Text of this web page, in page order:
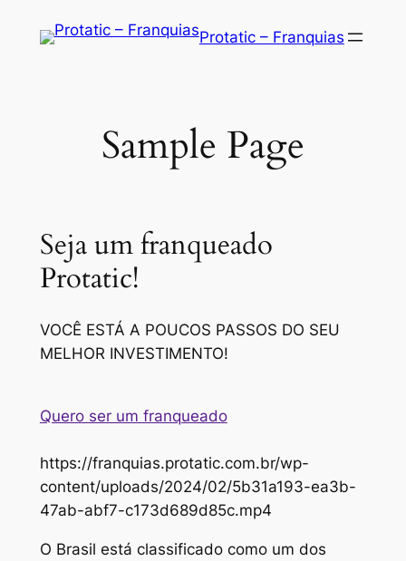
Protatic – Franquias
Sample Page
Seja um franqueado
Protatic!
VOCÊ ESTÁ A POUCOS PASSOS DO SEU
MELHOR INVESTIMENTO!
Quero ser um franqueado
https://franquias.protatic.com.br/wp-
content/uploads/2024/02/5b31a193-ea3b-
47ab-abf7-c173d689d85c.mp4
O Brasil está classificado como um dos